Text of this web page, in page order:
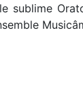
sublime